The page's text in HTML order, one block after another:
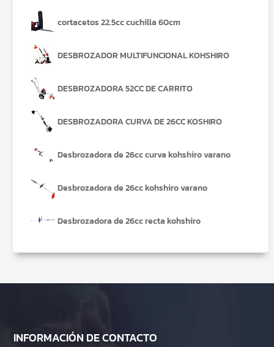
cortacetos 22.5cc cuchilla 60cm
DESBROZADOR MULTIFUNCIONAL KOHSHIRO
DESBROZADORA 52CC DE CARRITO
DESBROZADORA CURVA DE 26CC KOSHIRO
Desbrozadora de 26cc curva kohshiro varano
Desbrozadora de 26cc kohshiro varano
Desbrozadora de 26cc recta kohshiro
INFORMACIÓN DE CONTACTO